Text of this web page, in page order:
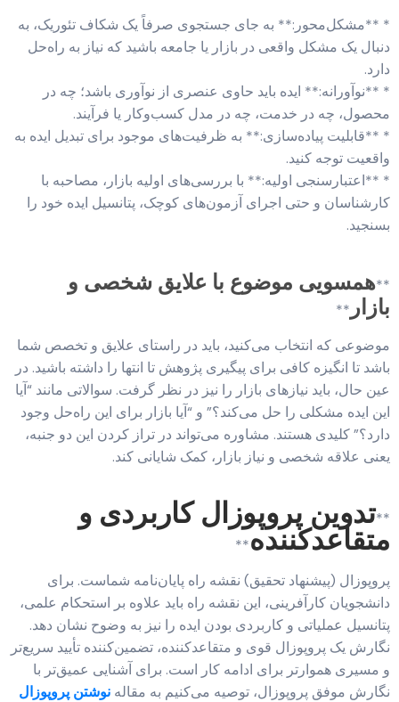
* **مشکل‌محور:** به جای جستجوی صرفاً یک شکاف تئوریک، به
دنبال یک مشکل واقعی در بازار یا جامعه باشید که نیاز به راه‌حل
دارد.
* **نوآورانه:** ایده باید حاوی عنصری از نوآوری باشد؛ چه در
محصول، چه در خدمت، چه در مدل کسب‌وکار یا فرآیند.
* **قابلیت پیاده‌سازی:** به ظرفیت‌های موجود برای تبدیل ایده به
واقعیت توجه کنید.
* **اعتبارسنجی اولیه:** با بررسی‌های اولیه بازار، مصاحبه با
کارشناسان و حتی اجرای آزمون‌های کوچک، پتانسیل ایده خود را
بسنجید.
**همسویی موضوع با علایق شخصی و
بازار **
موضوعی که انتخاب می‌کنید، باید در راستای علایق و تخصص شما
باشد تا انگیزه کافی برای پیگیری پژوهش تا انتها را داشته باشید. در
عین حال، باید نیازهای بازار را نیز در نظر گرفت. سوالاتی مانند “آیا
این ایده مشکلی را حل می‌کند؟” و “آیا بازار برای این راه‌حل وجود
دارد؟” کلیدی هستند. مشاوره می‌تواند در تراز کردن این دو جنبه،
یعنی علاقه شخصی و نیاز بازار، کمک شایانی کند.
**تدوین پروپوزال کاربردی و
متقاعدکننده**
پروپوزال (پیشنهاد تحقیق) نقشه راه پایان‌نامه شماست. برای
دانشجویان کارآفرینی، این نقشه راه باید علاوه بر استحکام علمی،
پتانسیل عملیاتی و کاربردی بودن ایده را نیز به وضوح نشان دهد.
نگارش یک پروپوزال قوی و متقاعدکننده، تضمین‌کننده تأیید سریع‌تر
و مسیری هموارتر برای ادامه کار است. برای آشنایی عمیق‌تر با
نگارش موفق پروپوزال، توصیه می‌کنیم به مقاله نوشتن پروپوزال